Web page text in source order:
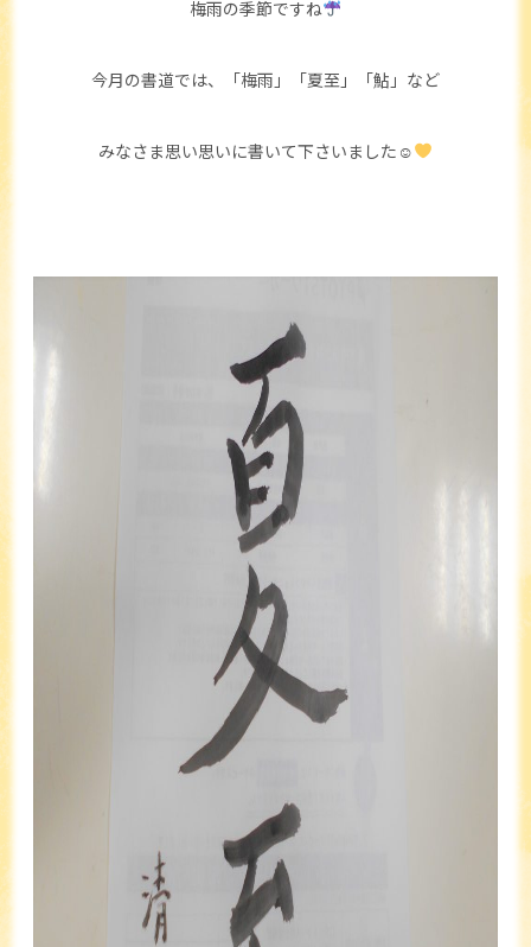
梅雨の季節ですね
今月の書道では、「梅雨」「夏至」「鮎」など
みなさま思い思いに書いて下さいました☺